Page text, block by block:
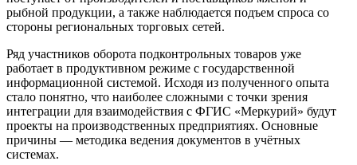
рыбной продукции, а также наблюдается подъем спроса со
стороны региональных торговых сетей.
Ряд участников оборота подконтрольных товаров уже
работает в продуктивном режиме с государственной
информационной системой. Исходя из полученного опыта
стало понятно, что наиболее сложными с точки зрения
интеграции для взаимодействия с ФГИС «Меркурий» будут
проекты на производственных предприятиях. Основные
причины — методика ведения документов в учётных
системах.